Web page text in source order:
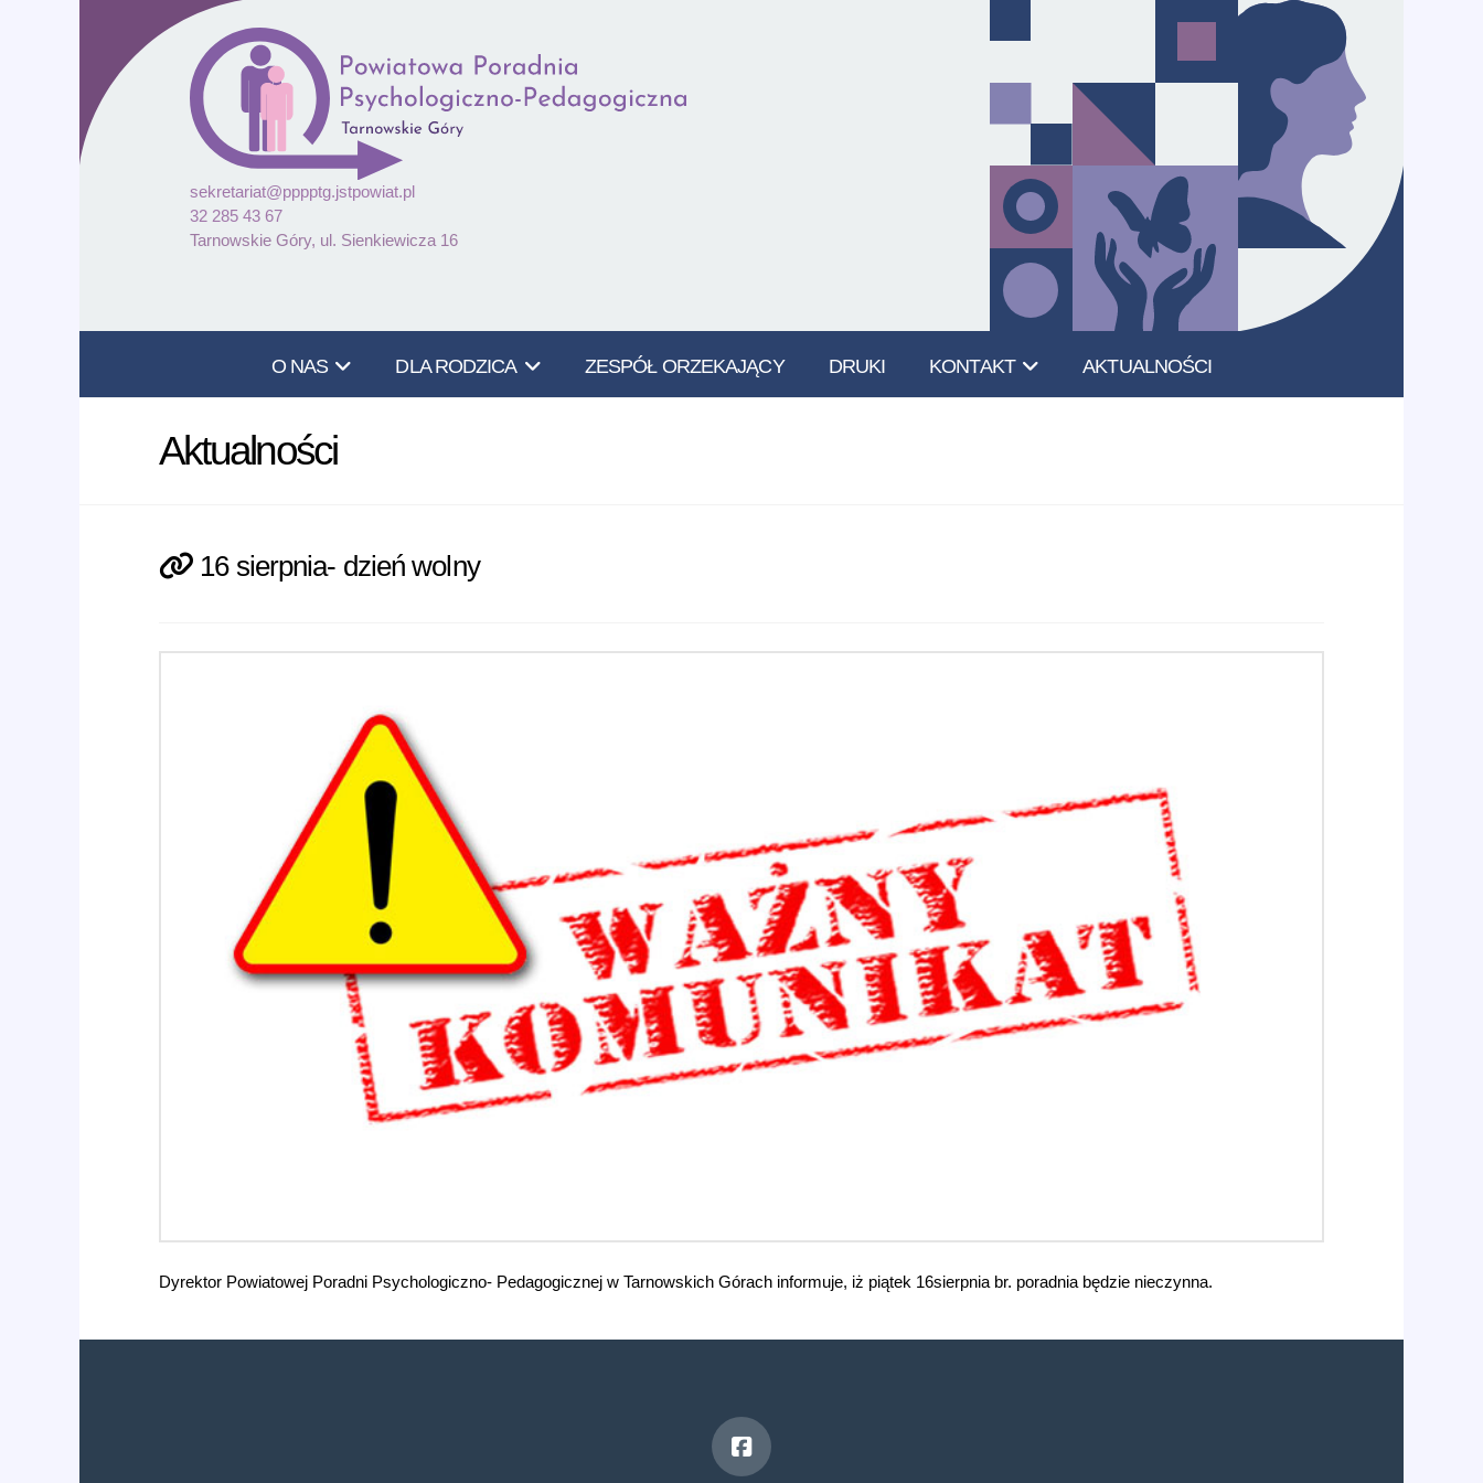
sekretariat@pppptg.jstpowiat.pl
32 285 43 67
Tarnowskie Góry, ul. Sienkiewicza 16
O NAS DLA RODZICA ZESPÓŁ ORZEKAJĄCY DRUKI KONTAKT AKTUALNOŚCI
Aktualności
16 sierpnia- dzień wolny
Dyrektor Powiatowej Poradni Psychologiczno- Pedagogicznej w Tarnowskich Górach informuje, iż piątek 16sierpnia br. poradnia będzie nieczynna.